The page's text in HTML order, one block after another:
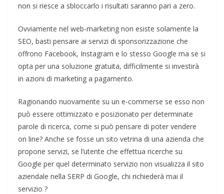
non si riesce a sbloccarlo i risultati saranno pari a zero.
Ovviamente nel web-marketing non esiste solamente la
SEO, basti pensare ai servizi di sponsorizzazione che
offrono Facebook, Instagram e lo stesso Google ma se si
opta per una soluzione gratuita, difficilmente si investirà
in azioni di marketing a pagamento.
Ragionando nuovamente su un e-commerse se esso non
può essere ottimizzato e posizionato per determinate
parole di ricerca, come si può pensare di poter vendere
on line? Anche se fosse un sito vetrina di una azienda che
propone servizi, se l’utente che effettua ricerche su
Google per quel determinato servizio non visualizza il sito
aziendale nella SERP di Google, chi richiederà mai il
servizio ?